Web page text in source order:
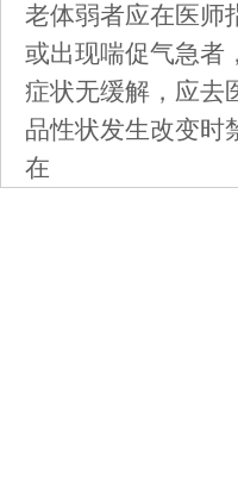
老体弱者应在医师
或出现喘促气急者
症状无缓解，应去
品性状发生改变时
在